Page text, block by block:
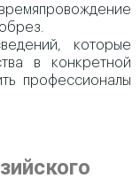
которые
в конкретной
профессионалы